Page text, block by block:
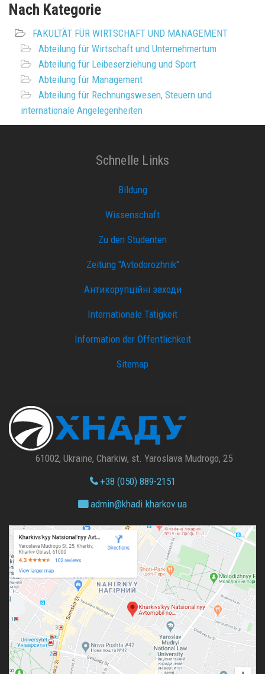
Nach Kategorie
FAKULTÄT FÜR WIRTSCHAFT UND MANAGEMENT
Abteilung für Wirtschaft und Unternehmertum
Abteilung für Leibeserziehung und Sport
Abteilung für Management
Abteilung für Rechnungswesen, Steuern und
internationale Angelegenheiten
Schnelle Links
Bildung
Wissenschaft
Zu den Studenten
Zeitung "Avtodorozhnik"
Антикорупційні заходи
Internationale Tätigkeit
Information der Öffentlichkeit
Sitemap
61002, Ukraine, Charkiw, st. Yaroslava Mudrogo, 25
+38 (050) 889-2151
admin@khadi.kharkov.ua